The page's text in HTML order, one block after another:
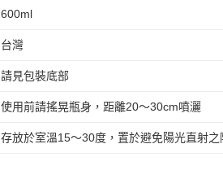
600ml
台灣
請見包裝底部
使用前請搖晃瓶身，距離20～30cm噴灑
存放於室溫15～30度，置於避免陽光直射之